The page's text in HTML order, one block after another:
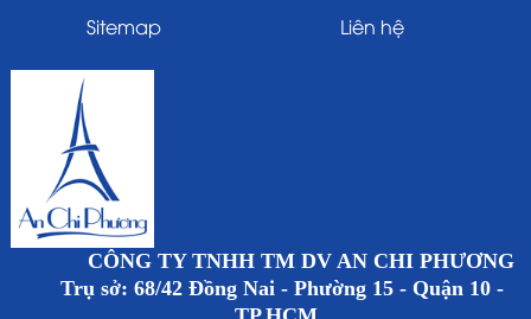
Sitemap
Liên hệ
CÔNG TY TNHH TM DV AN CHI PHƯƠNG
Trụ sở: 68/42 Đồng Nai - Phường 15 - Quận 10 -